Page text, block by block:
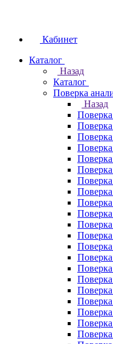
Кабинет
Каталог
Назад
Каталог
Поверка
Назад
Поверка
Поверка
Поверка
Поверка
Поверка
Поверка
Поверка
Поверка
Поверка
Поверка